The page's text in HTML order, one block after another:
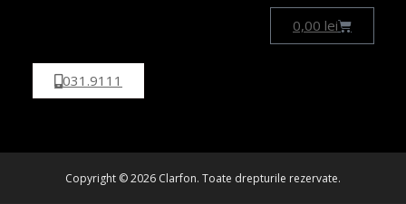
0,00 lei
031.9111
Copyright © 2026 Clarfon. Toate drepturile rezervate.